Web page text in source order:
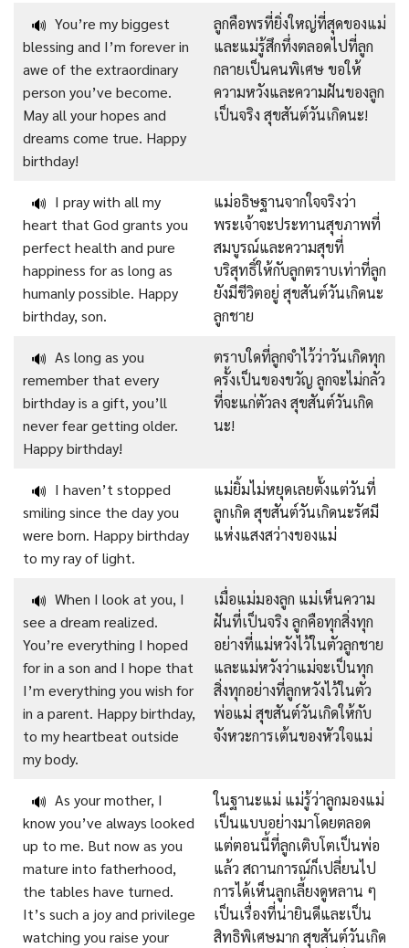
🔊 You’re my biggest
blessing and I’m forever in
awe of the extraordinary
person you’ve become.
May all your hopes and
dreams come true. Happy
birthday!
ลูกคือพรที่ยิ่งใหญ่ที่สุดของแม่
และแม่รู้สึกทึ่งตลอดไปที่ลูก
กลายเป็นคนพิเศษ ขอให้
ความหวังและความฝันของลูก
เป็นจริง สุขสันต์วันเกิดนะ!
🔊 I pray with all my
heart that God grants you
perfect health and pure
happiness for as long as
humanly possible. Happy
birthday, son.
แม่อธิษฐานจากใจจริงว่า
พระเจ้าจะประทานสุขภาพที่
สมบูรณ์และความสุขที่
บริสุทธิ์ให้กับลูกตราบเท่าที่ลูก
ยังมีชีวิตอยู่ สุขสันต์วันเกิดนะ
ลูกชาย
🔊 As long as you
remember that every
birthday is a gift, you’ll
never fear getting older.
Happy birthday!
ตราบใดที่ลูกจำไว้ว่าวันเกิดทุก
ครั้งเป็นของขวัญ ลูกจะไม่กลัว
ที่จะแก่ตัวลง สุขสันต์วันเกิด
นะ!
🔊 I haven’t stopped
smiling since the day you
were born. Happy birthday
to my ray of light.
แม่ยิ้มไม่หยุดเลยตั้งแต่วันที่
ลูกเกิด สุขสันต์วันเกิดนะรัศมี
แห่งแสงสว่างของแม่
🔊 When I look at you, I
see a dream realized.
You’re everything I hoped
for in a son and I hope that
I’m everything you wish for
in a parent. Happy birthday,
to my heartbeat outside
my body.
เมื่อแม่มองลูก แม่เห็นความ
ฝันที่เป็นจริง ลูกคือทุกสิ่งทุก
อย่างที่แม่หวังไว้ในตัวลูกชาย
และแม่หวังว่าแม่จะเป็นทุก
สิ่งทุกอย่างที่ลูกหวังไว้ในตัว
พ่อแม่ สุขสันต์วันเกิดให้กับ
จังหวะการเต้นของหัวใจแม่
🔊 As your mother, I
know you’ve always looked
up to me. But now as you
mature into fatherhood,
the tables have turned.
It’s such a joy and privilege
watching you raise your
ในฐานะแม่ แม่รู้ว่าลูกมองแม่
เป็นแบบอย่างมาโดยตลอด
แต่ตอนนี้ที่ลูกเติบโตเป็นพ่อ
แล้ว สถานการณ์ก็เปลี่ยนไป
การได้เห็นลูกเลี้ยงดูหลาน ๆ
เป็นเรื่องที่น่ายินดีและเป็น
สิทธิพิเศษมาก สุขสันต์วันเกิด